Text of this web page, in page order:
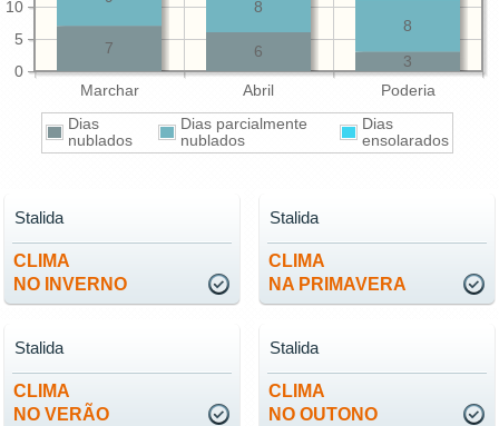
Marchar Abril Poderia
0
5
10
3
6
7
8
8
Dias
nublados
Dias parcialmente
nublados
Dias
ensolarados
CLIMA
NO INVERNO
Stalida
CLIMA
NA PRIMAVERA
Stalida
CLIMA
NO VERÃO
Stalida
CLIMA
NO OUTONO
Stalida